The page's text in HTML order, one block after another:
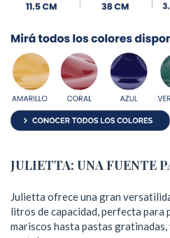
JULIETTA: UNA FUENTE
Julietta ofrece una gran
litros de capacidad, perfecta para
mariscos hasta pastas